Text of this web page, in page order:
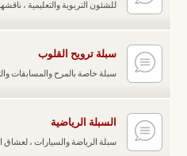
للشئون التربوية والتعليمية ،
سبلة ترويح القلوب
سبلة خاصة بالمرح والمسابقات
السبلة الرياضية
سبلة الرياضة والسيارات ،